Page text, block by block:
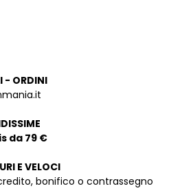
- ORDINI
da 79 €
E VELOCI
bonifico o contrassegno